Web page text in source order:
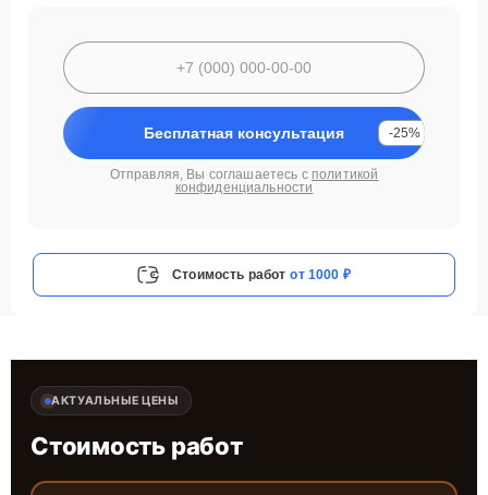
Бесплатная консультация -25%
Отправляя, Вы соглашаетесь с политикой
конфиденциальности
Стоимость работ от 1000 ₽
АКТУАЛЬНЫЕ ЦЕНЫ
Стоимость работ